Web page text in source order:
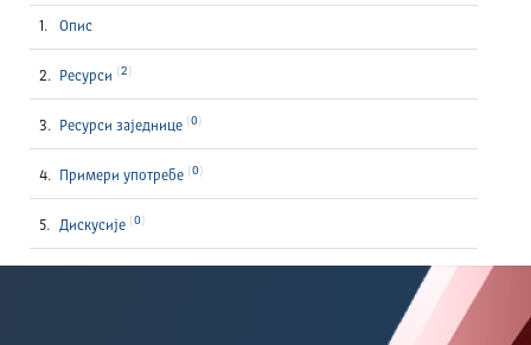
Опис
Ресурси 2
Ресурси заједнице 0
Примери употребе 0
Дискусије 0